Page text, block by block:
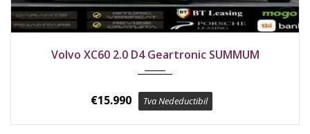
Volvo XC60 2.0 D4 Geartronic SUMMUM
€15.990 Tva Nedeductibil